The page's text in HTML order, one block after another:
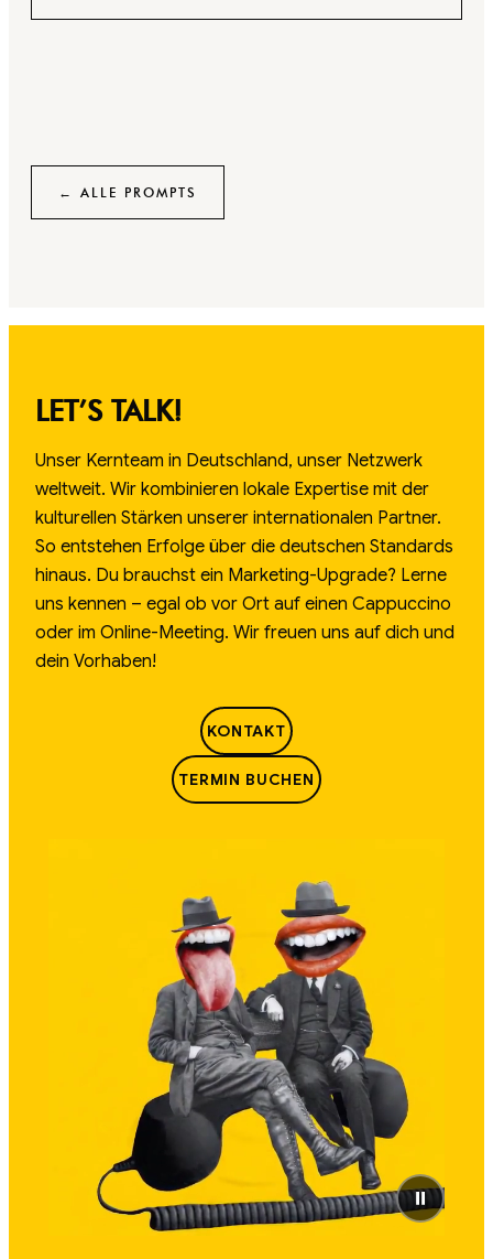
← ALLE PROMPTS
LET’S TALK!
Unser Kernteam in Deutschland, unser Netzwerk
weltweit. Wir kombinieren lokale Expertise mit der
kulturellen Stärken unserer internationalen Partner.
So entstehen Erfolge über die deutschen Standards
hinaus. Du brauchst ein Marketing-Upgrade? Lerne
uns kennen – egal ob vor Ort auf einen Cappuccino
oder im Online-Meeting. Wir freuen uns auf dich und
dein Vorhaben!
KONTAKT
TERMIN BUCHEN
⏸